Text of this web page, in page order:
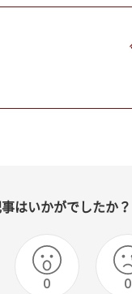
はいかがでしたか？
0 0